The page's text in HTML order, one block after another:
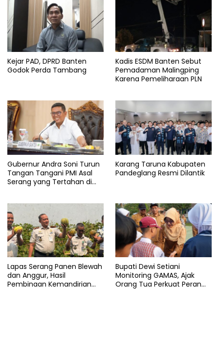
Pandeglang
PGRI
Kejar PAD, DPRD Banten
Godok Perda Tambang
Kadis ESDM Banten Sebut
Pemadaman Malingping
Karena Pemeliharaan PLN
Gubernur Andra Soni Turun
Tangan Tangani PMI Asal
Serang yang Tertahan di
Karang Taruna Kabupaten
Pandeglang Resmi Dilantik
Lapas Serang Panen Blewah
dan Anggur, Hasil
Pembinaan Kemandirian
Bupati Dewi Setiani
Monitoring GAMAS, Ajak
Orang Tua Perkuat Peran